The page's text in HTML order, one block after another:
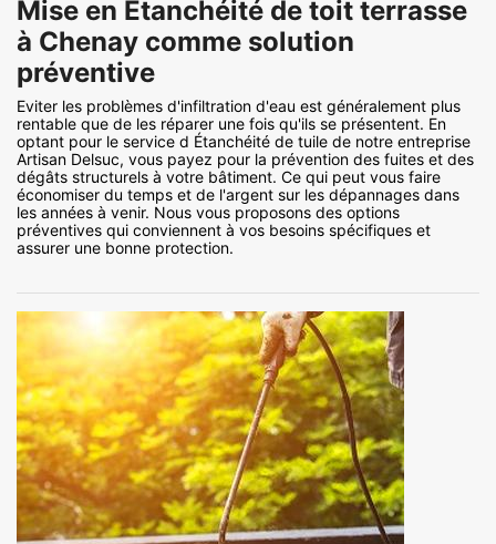
Mise en Étanchéité de toit terrasse
à Chenay comme solution
préventive
Eviter les problèmes d'infiltration d'eau est généralement plus
rentable que de les réparer une fois qu'ils se présentent. En
optant pour le service d Étanchéité de tuile de notre entreprise
Artisan Delsuc, vous payez pour la prévention des fuites et des
dégâts structurels à votre bâtiment. Ce qui peut vous faire
économiser du temps et de l'argent sur les dépannages dans
les années à venir. Nous vous proposons des options
préventives qui conviennent à vos besoins spécifiques et
assurer une bonne protection.